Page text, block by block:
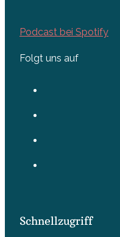
Podcast bei Spotify
Folgt uns auf
Schnellzugriff